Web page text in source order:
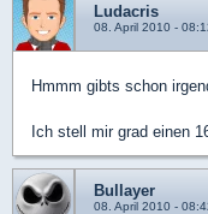
Ludacris
08. April 2010 -
Hmmm gibts schon
Ich stell mir grad einen
Bullayer
08. April 2010 -